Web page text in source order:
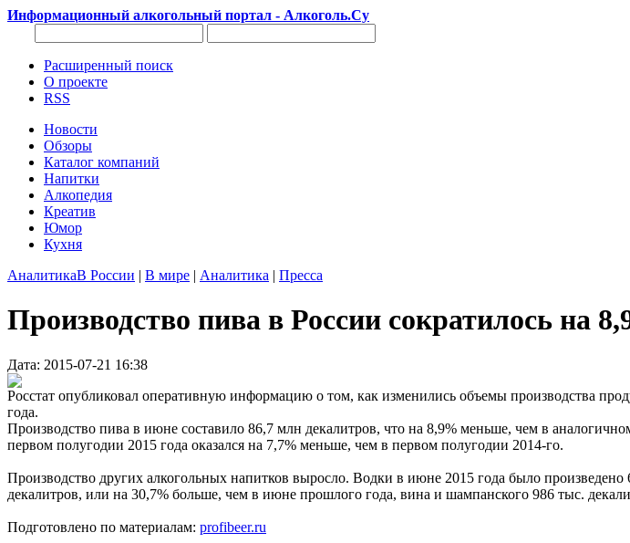
Информационный алкогольный портал - Алкоголь.Су
Расширенный поиск
О проекте
RSS
Новости
Обзоры
Каталог компаний
Напитки
Алкопедия
Креатив
Юмор
Кухня
АналитикаВ России | В мире | Аналитика | Пресса
Производство пива в России сократилось на
Дата: 2015-07-21 16:38
Росстат опубликовал оперативную информацию о том, как изменились объемы производства
года.
Производство пива в июне составило 86,7 млн декалитров, что на 8,9% меньше, чем в
первом полугодии 2015 года оказался на 7,7% меньше, чем в первом полугодии 2014-го.
Производство других алкогольных напитков выросло. Водки в июне 2015 года было
декалитров, или на 30,7% больше, чем в июне прошлого года, вина и шампанского 986 тыс.
Подготовлено по материалам: profibeer.ru